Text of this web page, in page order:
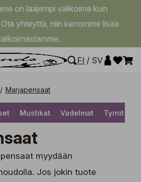
on laajempi valikoima kuin
yhteyttä, niin kerromme lisää
FI / SV
/ Marjapensaat
Mustikat Vadelmat Tyrnit
myydään
Jos jokin tuote